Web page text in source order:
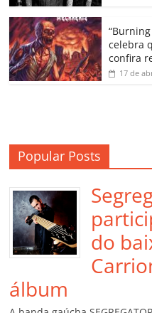
celebra
confira
17 de
Popular Posts
do
álbum